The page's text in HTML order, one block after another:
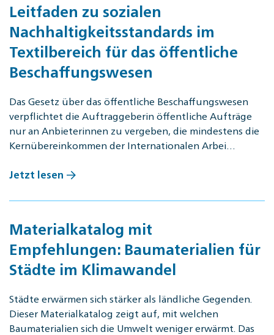
Leitfaden zu sozialen
Nachhaltigkeitsstandards im
Textilbereich für das öffentliche
Beschaffungswesen
Das Gesetz über das öffentliche Beschaffungswesen
verpflichtet die Auftraggeberin öffentliche Aufträge
nur an Anbieterinnen zu vergeben, die mindestens die
Kernübereinkommen der Internationalen Arbei…
Jetzt lesen
Materialkatalog mit
Empfehlungen: Baumaterialien für
Städte im Klimawandel
Städte erwärmen sich stärker als ländliche Gegenden.
Dieser Materialkatalog zeigt auf, mit welchen
Baumaterialien sich die Umwelt weniger erwärmt. Das